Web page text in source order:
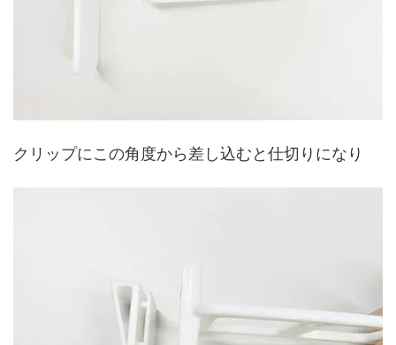
クリップにこの角度から差し込むと仕切りになり